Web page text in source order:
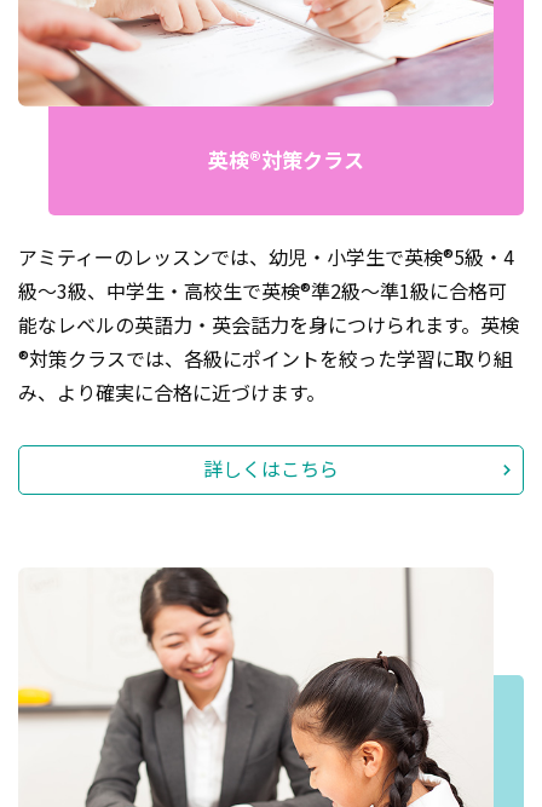
英検®対策クラス
アミティーのレッスンでは、幼児・小学生で英検®5級・4
級～3級、中学生・高校生で英検®準2級～準1級に合格可
能なレベルの英語力・英会話力を身につけられます。英検
®対策クラスでは、各級にポイントを絞った学習に取り組
み、より確実に合格に近づけます。
詳しくはこちら